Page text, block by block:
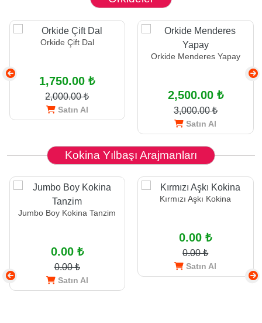
Orkide Çift Dal
1,750.00 ₺
2,000.00 ₺
Satın Al
Orkide Menderes Yapay
2,500.00 ₺
3,000.00 ₺
Satın Al
Kokina Yılbaşı Arajmanları
Jumbo Boy Kokina Tanzim
0.00 ₺
0.00 ₺
Satın Al
Kırmızı Aşkı Kokina
0.00 ₺
0.00 ₺
Satın Al